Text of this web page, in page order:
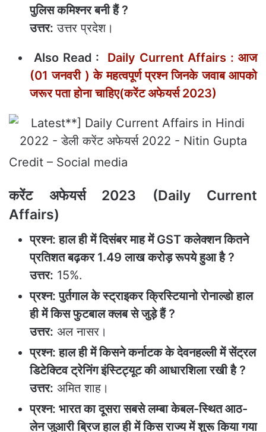
पुलिस कमिश्नर बनी हैं ?
उत्तर: उत्तर प्रदेश।
Also Read : Daily Current Affairs : आज
(01 जनवरी ) के महत्‍वपूर्ण प्रश्‍न जिनके जवाब आपको
जरूर पता होना चाहिए(करेंट अफेयर्स 2023)
Credit – Social media
करेंट अफेयर्स 2023 (Daily Current
Affairs)
प्रश्न: हाल ही में दिसंबर माह में GST कलेक्शन कितने
प्रतिशत बढ़कर 1.49 लाख करोड़ रूपये हुआ है ?
उत्तर: 15%.
प्रश्न: पुर्तगाल के स्ट्राइकर क्रिस्टियानो रोनाल्डो हाल
ही में किस फुटबाल क्लब से जुड़े हैं ?
उत्तर: अल नासर।
प्रश्न: हाल ही में किसने कर्नाटक के देवनहल्ली में सेंट्रल
डिटेक्टिव ट्रेनिंग इंस्टिट्यूट की आधारशिला रखी है ?
उत्तर: अमित शाह।
प्रश्न: भारत का दूसरा सबसे लम्बा केबल-स्थित आठ-
लेन जुआरी ब्रिज हाल ही में किस राज्य में शुरू किया गया